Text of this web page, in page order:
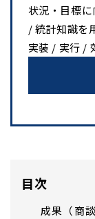
状況・目標
/ 統計知識を
実装 / 実行 /
目次
成果（商